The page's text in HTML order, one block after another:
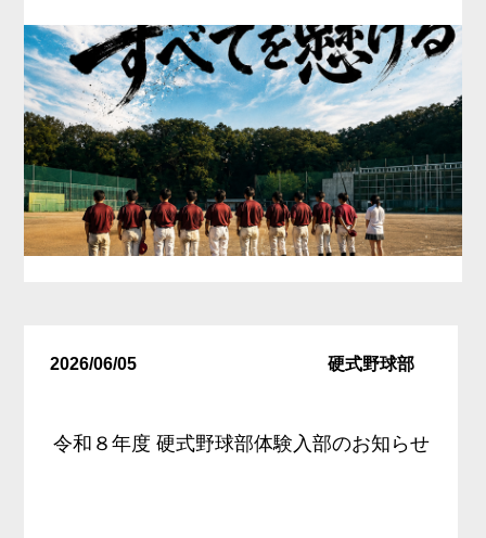
2026/06/05 硬式野球部
令和８年度 硬式野球部体験入部のお知らせ